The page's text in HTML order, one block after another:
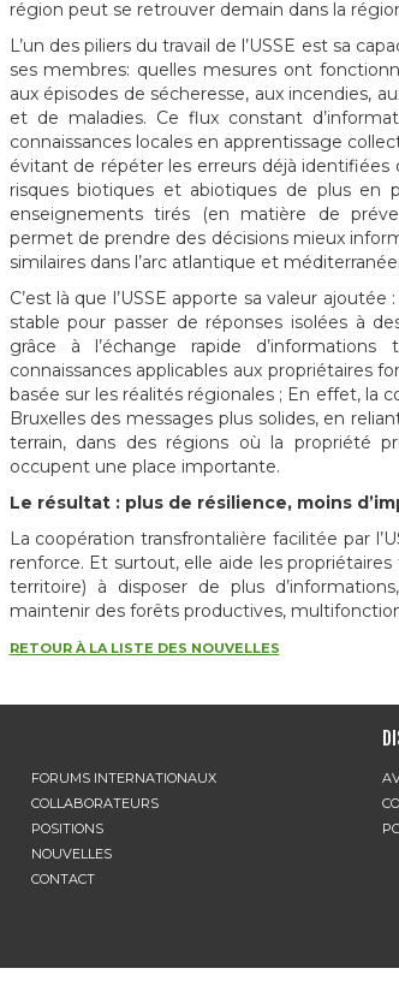
région peut se retrouver demain dans la
L’un des piliers du travail de l’USSE est sa
ses membres: quelles mesures ont
aux épisodes de sécheresse, aux incendies,
et de maladies. Ce flux constant
connaissances locales en apprentissage
évitant de répéter les erreurs déjà identifiées
risques biotiques et abiotiques de plus en
enseignements tirés (en matière de
permet de prendre des décisions mieux
similaires dans l’arc atlantique et
C’est là que l’USSE apporte sa valeur
stable pour passer de réponses isolées à
grâce à l’échange rapide
connaissances applicables aux propriétaires
basée sur les réalités régionales ; En effet,
Bruxelles des messages plus solides, en
terrain, dans des régions où la propriété
occupent une place importante.
Le résultat : plus de résilience, moins
La coopération transfrontalière facilitée par
renforce. Et surtout, elle aide les
territoire) à disposer de plus
maintenir des forêts productives,
RETOUR À LA LISTE DES NOUVELLES
FORUMS INTERNATIONAUX
COLLABORATEURS
POSITIONS
NOUVELLES
CONTACT